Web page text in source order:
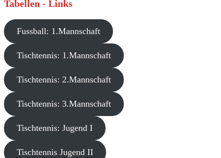
Tabellen - Links
Fussball: 1.Mannschaft
Tischtennis: 1.Mannschaft
Tischtennis: 2.Mannschaft
Tischtennis: 3.Mannschaft
Tischtennis: Jugend I
Tischtennis Jugend II